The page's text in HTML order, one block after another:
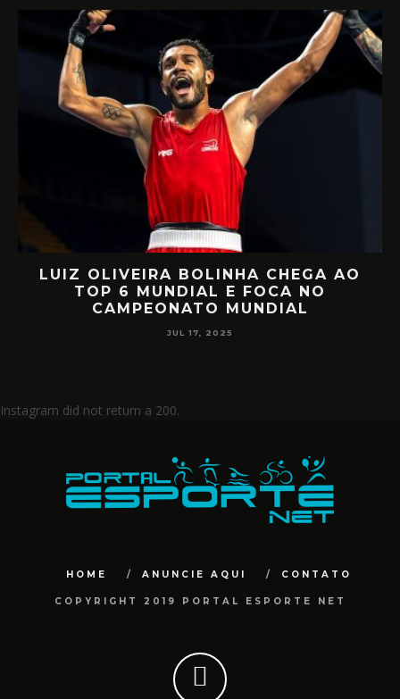
LUIZ OLIVEIRA BOLINHA CHEGA AO
TOP 6 MUNDIAL E FOCA NO
CAMPEONATO MUNDIAL
JUL 17, 2025
Instagram did not return a 200.
HOME ANUNCIE AQUI CONTATO
COPYRIGHT 2019 PORTAL ESPORTE NET